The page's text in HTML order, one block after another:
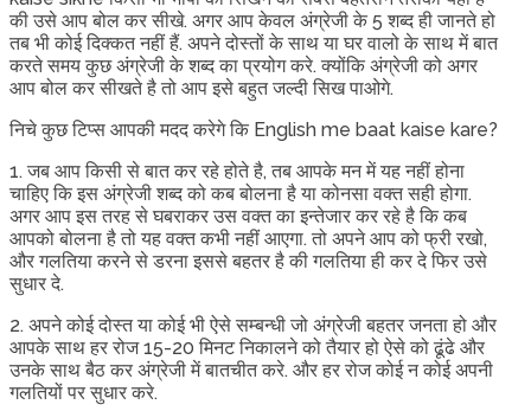
की उसे आप बोल कर सीखे. अगर आप केवल अंग्रेजी के 5 शब्द ही जानते हो
तब भी कोई दिक्कत नहीं हैं. अपने दोस्तों के साथ या घर वालो के साथ में बात
करते समय कुछ अंग्रेजी के शब्द का प्रयोग करे. क्योंकि अंग्रेजी को अगर
आप बोल कर सीखते है तो आप इसे बहुत जल्दी सिख पाओगे.
निचे कुछ टिप्स आपकी मदद करेगे कि English me baat kaise kare?
1. जब आप किसी से बात कर रहे होते है, तब आपके मन में यह नहीं होना
चाहिए कि इस अंग्रेजी शब्द को कब बोलना है या कोनसा वक्त सही होगा.
अगर आप इस तरह से घबराकर उस वक्त का इन्तेजार कर रहे है कि कब
आपको बोलना है तो यह वक्त कभी नहीं आएगा. तो अपने आप को फ्री रखो,
और गलतिया करने से डरना इससे बहतर है की गलतिया ही कर दे फिर उसे
सुधार दे.
2. अपने कोई दोस्त या कोई भी ऐसे सम्बन्धी जो अंग्रेजी बहतर जनता हो और
आपके साथ हर रोज 15-20 मिनट निकालने को तैयार हो ऐसे को ढूंढे और
उनके साथ बैठ कर अंग्रेजी में बातचीत करे. और हर रोज कोई न कोई अपनी
गलतियों पर सुधार करे.